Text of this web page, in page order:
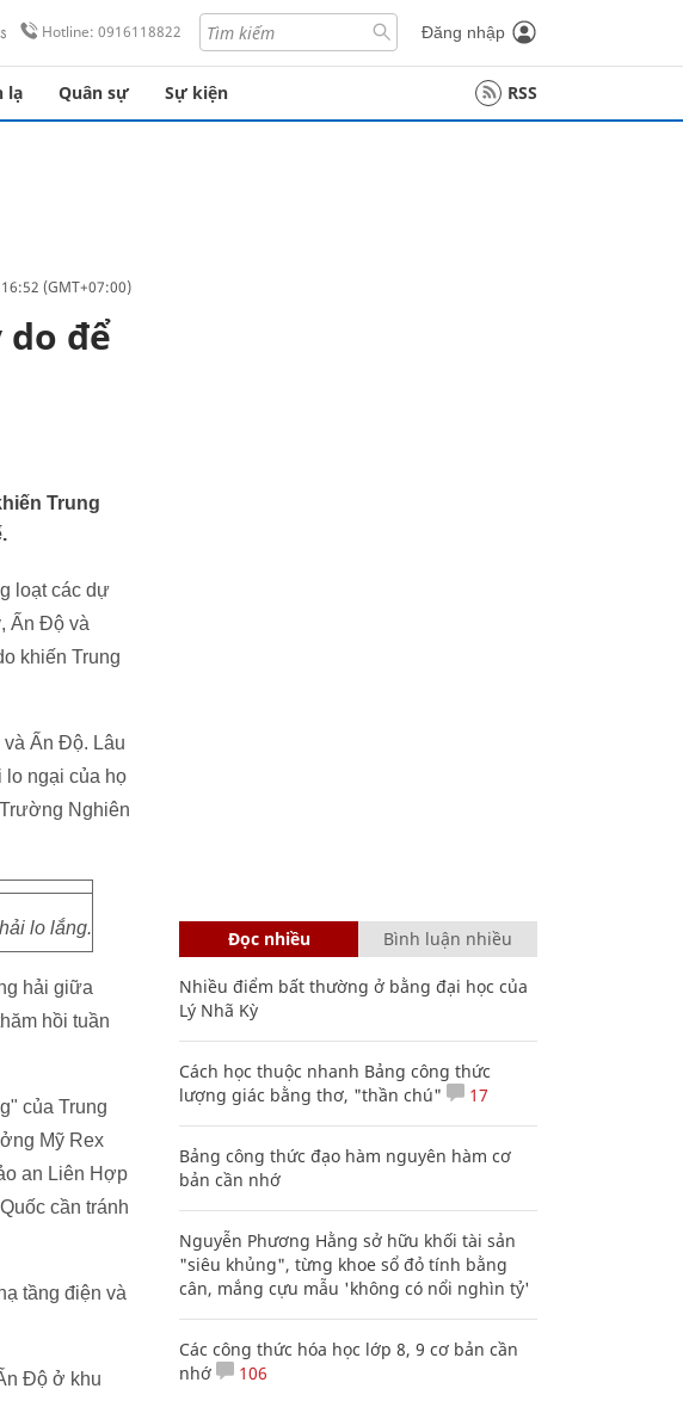
Hotline: 0916118822 Đăng nhập
lạ Quân sự Sự kiện RSS
(GMT+07:00)
do để
Trung
loạt các dự
Ấn Độ và
khiến Trung
và Ấn Độ. Lâu
lo ngại của họ
Nghiên
lo lắng.
hải giữa
hồi tuần
của Trung
Mỹ Rex
an Liên Hợp
cần tránh
tầng điện và
Độ ở khu
Đọc nhiều Bình luận nhiều
Nhiều điểm bất thường ở bằng đại học của
Lý Nhã Kỳ
Cách học thuộc nhanh Bảng công thức
lượng giác bằng thơ, "thần chú"
17
Bảng công thức đạo hàm nguyên hàm cơ
bản cần nhớ
Nguyễn Phương Hằng sở hữu khối tài sản
"siêu khủng", từng khoe sổ đỏ tính bằng
cân, mắng cựu mẫu 'không có nổi nghìn tỷ'
Các công thức hóa học lớp 8, 9 cơ bản cần
nhớ
106